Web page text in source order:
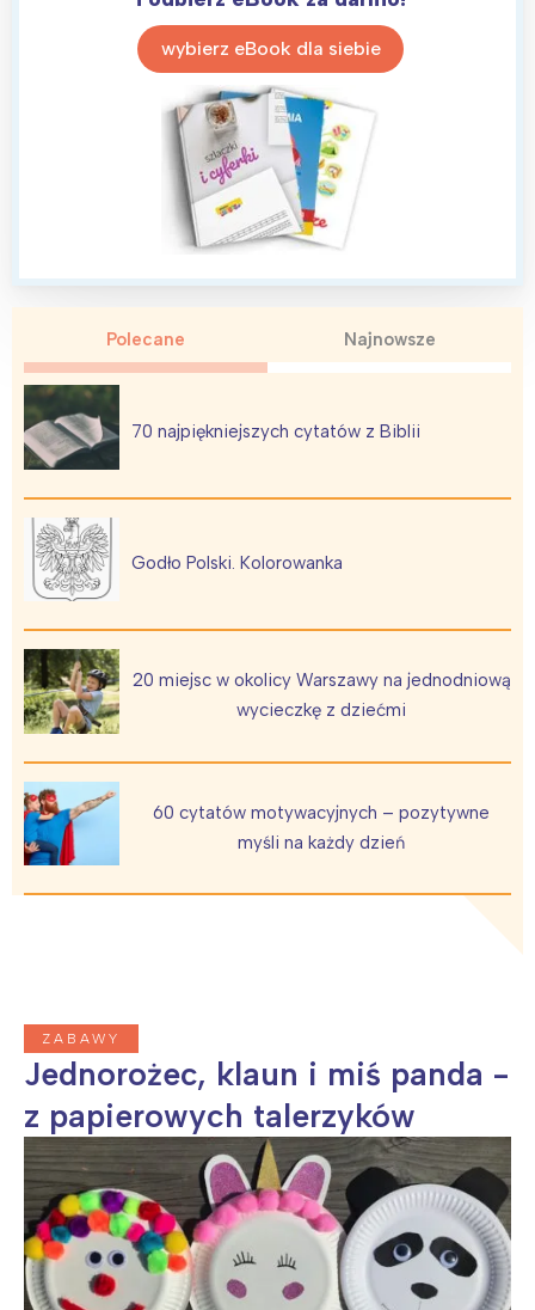
wybierz eBook dla siebie
Polecane Najnowsze
70 najpiękniejszych cytatów z Biblii
Godło Polski. Kolorowanka
20 miejsc w okolicy Warszawy na jednodniową
wycieczkę z dziećmi
60 cytatów motywacyjnych – pozytywne
myśli na każdy dzień
ZABAWY
Jednorożec, klaun i miś panda -
z papierowych talerzyków
Interesują mnie wydarzenia z
tego regionu:
Warszawa
Trójmiasto
Śląsk
Kraków
Południe
Północ